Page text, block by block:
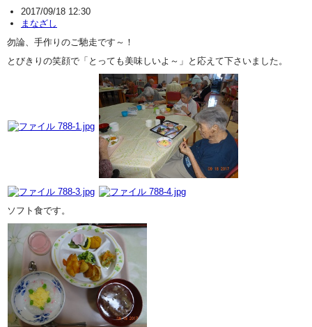
2017/09/18 12:30
まなざし
勿論、手作りのご馳走です～！
とびきりの笑顔で「とっても美味しいよ～」と応えて下さいました。
ソフト食です。